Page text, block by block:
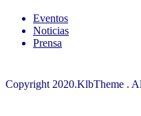
Eventos
Noticias
Prensa
Copyright 2020.KlbTheme .